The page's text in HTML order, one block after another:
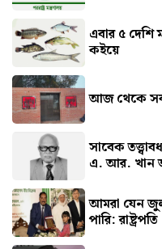
এবার ৫ দেশি
কইয়ে
আজ থেকে
সাবেক
এ. আর. খান
আমরা যেন
পারি: রাষ্ট্রপতি